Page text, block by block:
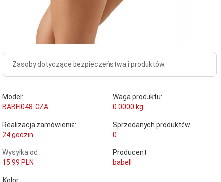
Zasoby dotyczące bezpieczeństwa i produktów
Model:
BABFI048-CZA
Waga produktu:
0.0000 kg
Realizacja zamówienia:
24 godzin
Sprzedanych produktów:
0
Wysyłka od:
15.99 PLN
Producent:
babell
Kolor: